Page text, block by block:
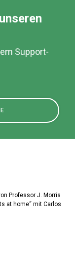
Support-
Professor J. Morris
at home“ mit Carlos